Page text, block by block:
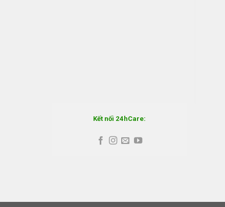
Kết nối 24hCare: